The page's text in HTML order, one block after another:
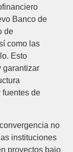
Banco de
de
como las
Esto
garantizar
fuentes de
no
instituciones
proyectos bajo